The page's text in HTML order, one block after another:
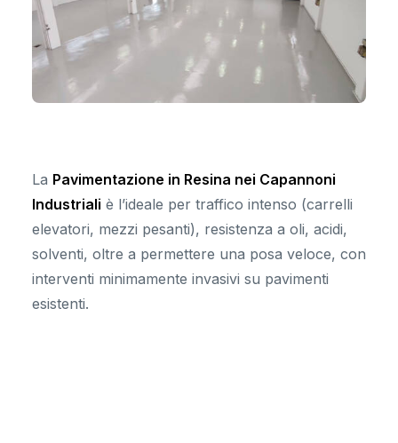
La Pavimentazione in Resina nei Capannoni
Industriali è l’ideale per traffico intenso (carrelli
elevatori, mezzi pesanti), resistenza a oli, acidi,
solventi, oltre a permettere una posa veloce, con
interventi minimamente invasivi su pavimenti
esistenti.